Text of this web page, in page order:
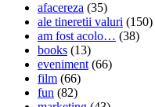
afacereza (35)
ale tineretii valuri (150)
am fost acolo… (38)
books (13)
eveniment (66)
film (66)
fun (82)